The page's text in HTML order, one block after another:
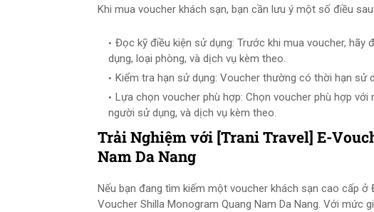
Khi mua voucher khách sạn, bạn cần lưu ý một số điều sau:
Đọc kỹ điều kiện sử dụng: Trước khi mua voucher,
dụng, loại phòng, và dịch vụ kèm theo.
Kiểm tra hạn sử dụng: Voucher thường có thời hạn sử
Lựa chọn voucher phù hợp: Chọn voucher phù hợp
người sử dụng, và dịch vụ kèm theo.
Trải Nghiệm với [Trani Travel] E-
Nam Da Nang
Nếu bạn đang tìm kiếm một voucher khách sạn cao cấp ở
Voucher Shilla Monogram Quang Nam Da Nang. Với mức